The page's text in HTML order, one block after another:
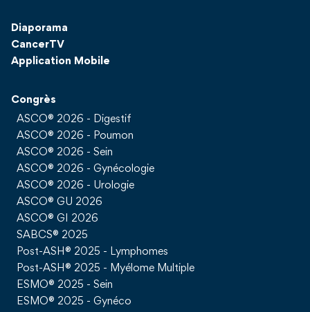
Diaporama
CancerTV
Application Mobile
Congrès
ASCO® 2026 - Digestif
ASCO® 2026 - Poumon
ASCO® 2026 - Sein
ASCO® 2026 - Gynécologie
ASCO® 2026 - Urologie
ASCO® GU 2026
ASCO® GI 2026
SABCS® 2025
Post-ASH® 2025 - Lymphomes
Post-ASH® 2025 - Myélome Multiple
ESMO® 2025 - Sein
ESMO® 2025 - Gynéco